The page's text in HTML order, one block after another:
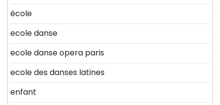
école
ecole danse
ecole danse opera paris
ecole des danses latines
enfant